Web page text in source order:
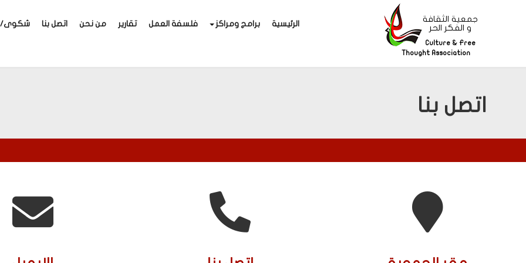
جمعية الثقافة
و الفكر الحر
Culture & Free
Thought Association
الرئيسية برامج ومراكز فلسفة العمل تقارير من نحن اتصل بنا شكوى/
اتصل بنا